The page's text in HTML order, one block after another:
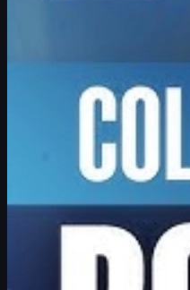
Daha fazla gör